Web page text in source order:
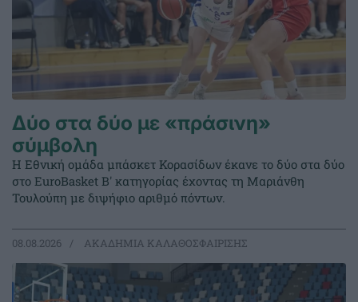
Δύο στα δύο με «πράσινη»
σύμβολη
Η Εθνική ομάδα μπάσκετ Κορασίδων έκανε το δύο στα δύο
στο EuroBasket Β' κατηγορίας έχοντας τη Μαριάνθη
Τουλούπη με διψήφιο αριθμό πόντων.
08.08.2026 ΑΚΑΔΗΜΙΑ ΚΑΛΑΘΟΣΦΑΙΡΙΣΗΣ